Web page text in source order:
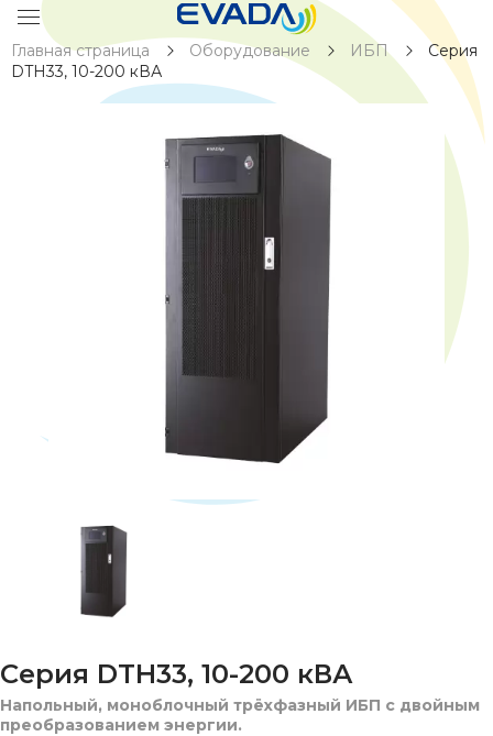
Главная страница Оборудование ИБП
Серия
DTH33, 10-200 кВА
Серия DTH33, 10-200 кВА
Напольный, моноблочный трёхфазный ИБП с двойным
преобразованием энергии.